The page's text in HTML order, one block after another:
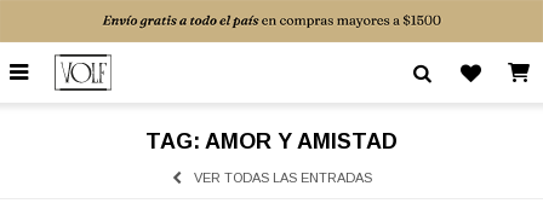

TAG: AMOR Y AMISTAD
VER TODAS LAS ENTRADAS